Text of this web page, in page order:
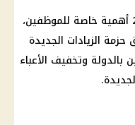
أهمية خاصة للموظفين،
الزيادات الجديدة
وتخفيف الأعباء
.